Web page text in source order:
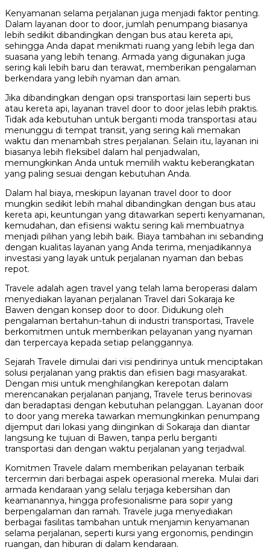
Kenyamanan selama perjalanan juga menjadi faktor penting.
Dalam layanan door to door, jumlah penumpang biasanya
lebih sedikit dibandingkan dengan bus atau kereta api,
sehingga Anda dapat menikmati ruang yang lebih lega dan
suasana yang lebih tenang. Armada yang digunakan juga
sering kali lebih baru dan terawat, memberikan pengalaman
berkendara yang lebih nyaman dan aman.
Jika dibandingkan dengan opsi transportasi lain seperti bus
atau kereta api, layanan travel door to door jelas lebih praktis.
Tidak ada kebutuhan untuk berganti moda transportasi atau
menunggu di tempat transit, yang sering kali memakan
waktu dan menambah stres perjalanan. Selain itu, layanan ini
biasanya lebih fleksibel dalam hal penjadwalan,
memungkinkan Anda untuk memilih waktu keberangkatan
yang paling sesuai dengan kebutuhan Anda.
Dalam hal biaya, meskipun layanan travel door to door
mungkin sedikit lebih mahal dibandingkan dengan bus atau
kereta api, keuntungan yang ditawarkan seperti kenyamanan,
kemudahan, dan efisiensi waktu sering kali membuatnya
menjadi pilihan yang lebih baik. Biaya tambahan ini sebanding
dengan kualitas layanan yang Anda terima, menjadikannya
investasi yang layak untuk perjalanan nyaman dan bebas
repot.
Travele adalah agen travel yang telah lama beroperasi dalam
menyediakan layanan perjalanan Travel dari Sokaraja ke
Bawen dengan konsep door to door. Didukung oleh
pengalaman bertahun-tahun di industri transportasi, Travele
berkomitmen untuk memberikan pelayanan yang nyaman
dan terpercaya kepada setiap pelanggannya.
Sejarah Travele dimulai dari visi pendirinya untuk menciptakan
solusi perjalanan yang praktis dan efisien bagi masyarakat.
Dengan misi untuk menghilangkan kerepotan dalam
merencanakan perjalanan panjang, Travele terus berinovasi
dan beradaptasi dengan kebutuhan pelanggan. Layanan door
to door yang mereka tawarkan memungkinkan penumpang
dijemput dari lokasi yang diinginkan di Sokaraja dan diantar
langsung ke tujuan di Bawen, tanpa perlu berganti
transportasi dan dengan waktu perjalanan yang terjadwal.
Komitmen Travele dalam memberikan pelayanan terbaik
tercermin dari berbagai aspek operasional mereka. Mulai dari
armada kendaraan yang selalu terjaga kebersihan dan
keamanannya, hingga profesionalisme para sopir yang
berpengalaman dan ramah. Travele juga menyediakan
berbagai fasilitas tambahan untuk menjamin kenyamanan
selama perjalanan, seperti kursi yang ergonomis, pendingin
ruangan, dan hiburan di dalam kendaraan.